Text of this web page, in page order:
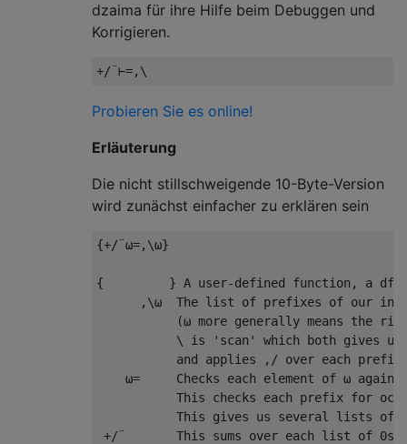
dzaima für ihre Hilfe beim Debuggen und
Korrigieren.
+/¨⊢=, \
Probieren Sie es online!
Erläuterung
Die nicht stillschweigende 10-Byte-Version
wird zunächst einfacher zu erklären sein
{+/¨⍵=, \⍵}
{ } A user-defined function ,
a dfn
, \⍵ The list of prefixes of our
(⍵ more generally means the
           \
is 'scan'
which both gives
and
applies ,/ over each prefix
⍵=
Checks each element of ⍵
This checks each prefix for
This gives us several lists of
+/¨
This sums over each list of 0s